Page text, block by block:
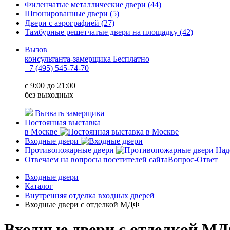
Филенчатые металлические двери (44)
Шпонированные двери (5)
Двери с аэрографией (27)
Тамбурные решетчатые двери на площадку (42)
Вызов
консультанта-замерщика Бесплатно
+7 (495) 545-74-70
c 9:00 до 21:00
без выходных
Вызвать замерщика
Постоянная выставка
в Москве
Входные двери
Противопожарные двери
Отвечаем на вопросы посетителей сайтаВопрос-Ответ
Входные двери
Каталог
Внутренняя отделка входных дверей
Входные двери с отделкой МДФ